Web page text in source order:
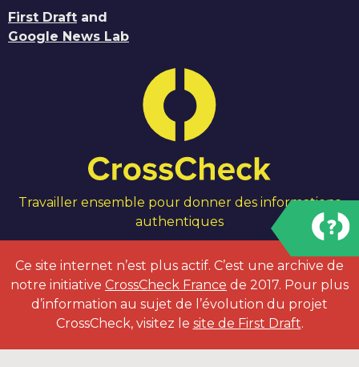
First Draft and
Google News Lab
Travailler ensemble pour donner des informations
authentiques
Ce site internet n’est plus actif. C’est une archive de
notre initiative CrossCheck France de 2017. Pour plus
d’information au sujet de l’évolution du projet
CrossCheck, visitez le site de First Draft.